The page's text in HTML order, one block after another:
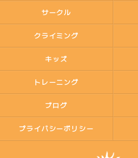
サークル
クライミング
キッズ
トレーニング
ブログ
プライバシーポリシー